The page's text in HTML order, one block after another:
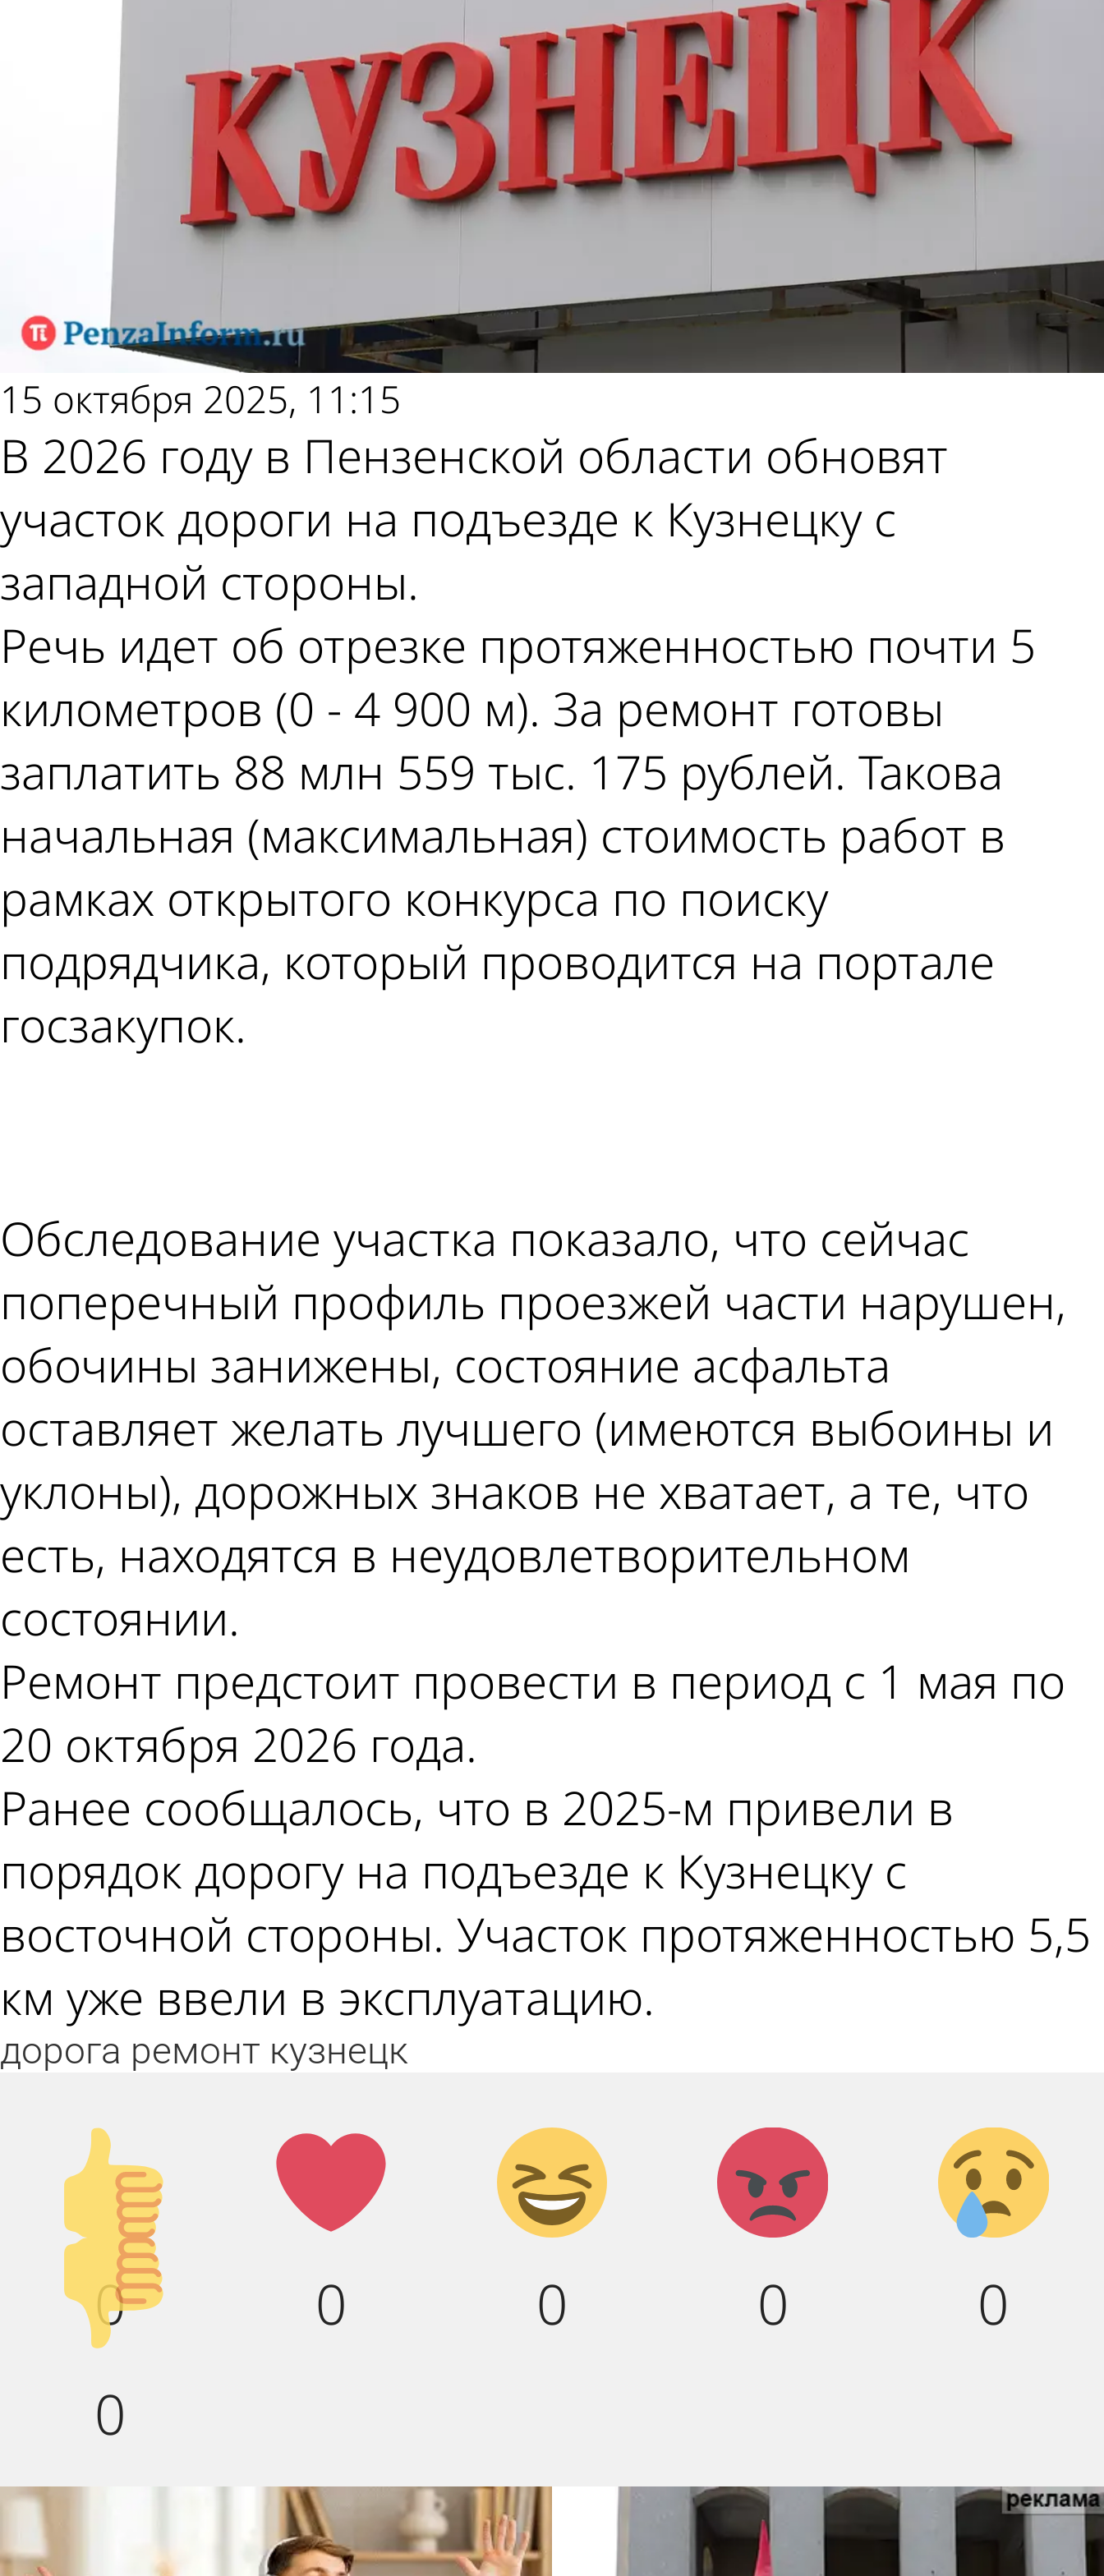
15 октября 2025, 11:15
В 2026 году в Пензенской области обновят
участок дороги на подъезде к Кузнецку с
западной стороны.
Речь идет об отрезке протяженностью почти 5
километров (0 - 4 900 м). За ремонт готовы
заплатить 88 млн 559 тыс. 175 рублей. Такова
начальная (максимальная) стоимость работ в
рамках открытого конкурса по поиску
подрядчика, который проводится на портале
госзакупок.
Обследование участка показало, что сейчас
поперечный профиль проезжей части нарушен,
обочины занижены, состояние асфальта
оставляет желать лучшего (имеются выбоины и
уклоны), дорожных знаков не хватает, а те, что
есть, находятся в неудовлетворительном
состоянии.
Ремонт предстоит провести в период с 1 мая по
20 октября 2026 года.
Ранее сообщалось, что в 2025-м привели в
порядок дорогу на подъезде к Кузнецку с
восточной стороны. Участок протяженностью 5,5
км уже ввели в эксплуатацию.
дорога ремонт кузнецк
Палец
вверх!
0
Лайк!
0
Дикий
смех!
0
Агрессия!
0
Грусть
:(
0
Палец
вниз!
0